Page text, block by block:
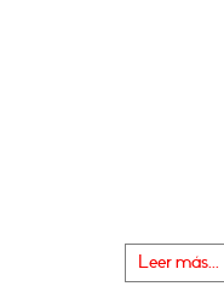
Leer más...